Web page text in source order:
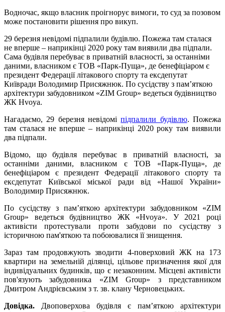
Водночас, якщо власник проігнорує вимоги, то суд за позовом
може постановити рішення про викуп.
29 березня невідомі підпалили будівлю. Пожежа там сталася
не вперше – наприкінці 2020 року там виявили два підпали.
Сама будівля перебуває в приватній власності, за останніми
даними, власником є ТОВ «Парк-Пуща», де бенефіціаром є
президент Федерації літакового спорту та ексдепутат
Київради Володимир Присяжнюк. По сусідству з пам’яткою
архітектури забудовником «ZIM Group» ведеться будівництво
ЖК Hvoya.
Нагадаємо, 29 березня невідоміпідпалили будівлю. Пожежа
там сталася не вперше – наприкінці 2020 року там виявили
два підпали.
Відомо, що будівля перебуває в приватній власності, за
останніми даними, власником є ТОВ «Парк-Пуща», де
бенефіціаром є президент Федерації літакового спорту та
ексдепутат Київської міської ради від «Нашої України»
Володимир Присяжнюк.
По сусідству з пам’яткою архітектури забудовником «ZIM
Group» ведеться будівництво ЖК «Hvoya». У 2021 році
активісти протестували проти забудови по сусідству з
історичною пам'яткою та побоювалися її знищення.
Зараз там продовжують зводити 4-поверховий ЖК на 173
квартири на земельній ділянці, цільове призначення якої для
індивідуальних будинків, що є незаконним. Місцеві активісти
пов'язують забудовника «ZIM Group» з представником
Дмитром Андрієвським з т. зв. клану Черновецьких.
Довідка. Двоповерхова будівля є пам’яткою архітектури